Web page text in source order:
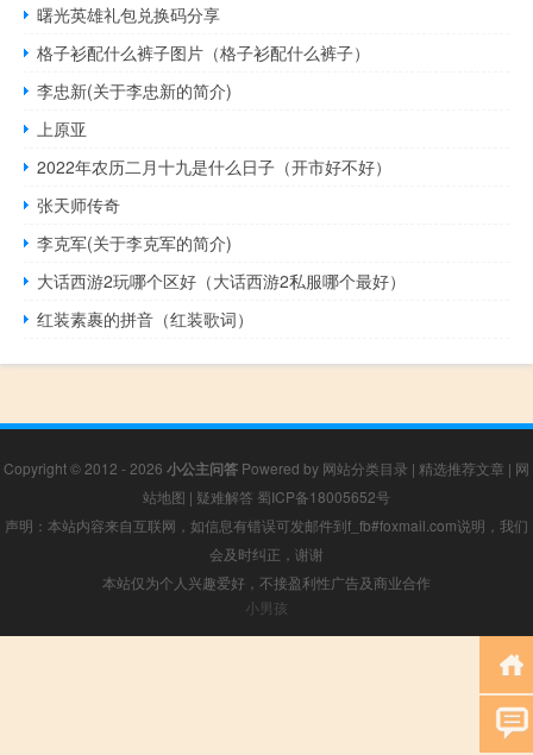
曙光英雄礼包兑换码分享
格子衫配什么裤子图片（格子衫配什么裤子）
李忠新(关于李忠新的简介)
上原亚
2022年农历二月十九是什么日子（开市好不好）
张天师传奇
李克军(关于李克军的简介)
大话西游2玩哪个区好（大话西游2私服哪个最好）
红装素裹的拼音（红装歌词）
Copyright © 2012 - 2026 小公主问答 Powered by 网站分类目录 | 精选推荐文章 | 网
站地图 | 疑难解答 蜀ICP备18005652号
声明：本站内容来自互联网，如信息有错误可发邮件到f_fb#foxmail.com说明，我们
会及时纠正，谢谢
本站仅为个人兴趣爱好，不接盈利性广告及商业合作
小男孩